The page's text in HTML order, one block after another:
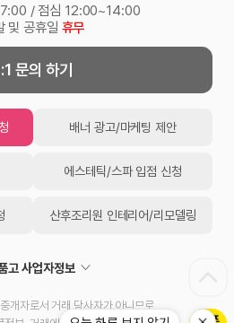
/ 점심 12:00~14:00
및 공휴일 휴무
문의 하기
배너 광고/마케팅 제안
에스테틱/스파 입점 신청
산후조리원 인테리어/리모델링
고 사업자정보
개자로서 거래 당사자가 아니므로,